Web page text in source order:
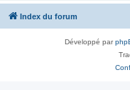
Index du forum
Développé par